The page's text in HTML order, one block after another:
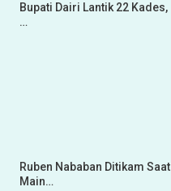
Bupati Dairi Lantik 22 Kades,
…
Ruben Nababan Ditikam Saat
Main…